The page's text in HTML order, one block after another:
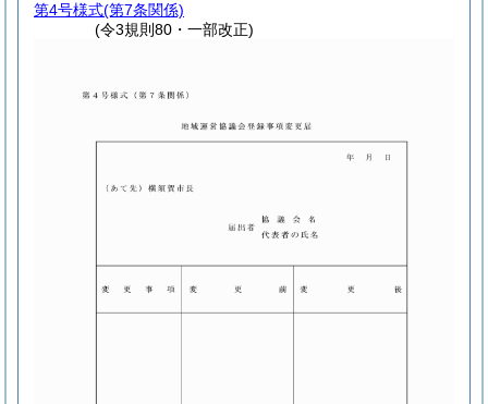
第4号様式(第7条関係)
(令3規則80・一部改正)